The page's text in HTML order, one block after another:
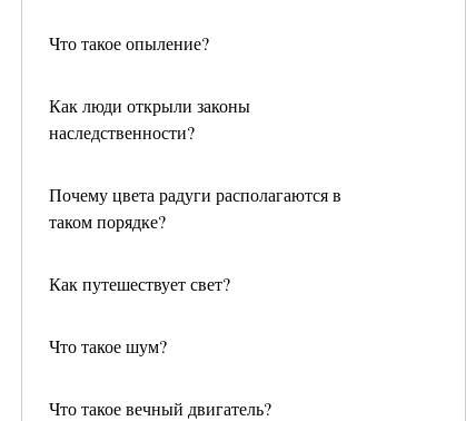
Что такое опыление?
Как люди открыли законы
наследственности?
Почему цвета радуги располагаются в
таком порядке?
Как путешествует свет?
Что такое шум?
Что такое вечный двигатель?